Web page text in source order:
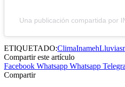
Una publicación compartida por
ETIQUETADO:ClimaInamehLluvias
Compartir este artículo
Facebook Whatsapp Whatsapp
Compartir